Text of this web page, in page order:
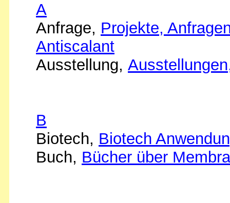
A
Anfrage, Projekte,
Antiscalant
Ausstellung,
B
Biotech, Biotech
Buch, Bücher über